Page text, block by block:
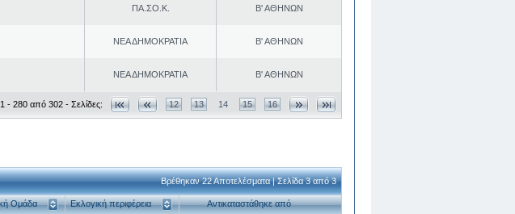
ΠΑ.ΣΟ.Κ. Β' ΑΘΗΝΩΝ
ΝΕΑ ΔΗΜΟΚΡΑΤΙΑ Β' ΑΘΗΝΩΝ
ΝΕΑ ΔΗΜΟΚΡΑΤΙΑ Β' ΑΘΗΝΩΝ
- 280 από 302 - Σελίδες: 12 13 14 15 16
Βρέθηκαν 22 Αποτελέσματα | Σελίδα 3 από 3
Ομάδα Εκλογική περιφέρεια Αντικαταστάθηκε από